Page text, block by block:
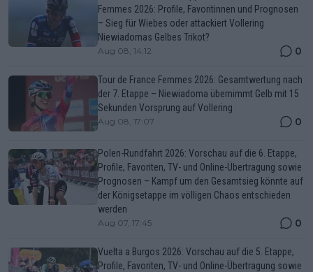
Femmes 2026: Profile, Favoritinnen und Prognosen
– Sieg für Wiebes oder attackiert Vollering
Niewiadomas Gelbes Trikot?
Aug 08, 14:12 0
Tour de France Femmes 2026: Gesamtwertung nach
der 7. Etappe – Niewiadoma übernimmt Gelb mit 15
Sekunden Vorsprung auf Vollering
Aug 08, 17:07 0
Polen-Rundfahrt 2026: Vorschau auf die 6. Etappe,
Profile, Favoriten, TV- und Online-Übertragung sowie
Prognosen – Kampf um den Gesamtsieg könnte auf
der Königsetappe im völligen Chaos entschieden
werden
Aug 07, 17:45 0
Vuelta a Burgos 2026: Vorschau auf die 5. Etappe,
Profile, Favoriten, TV- und Online-Übertragung sowie